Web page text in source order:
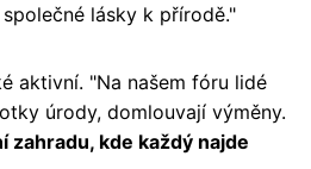
lásky k přírodě."
aktivní. "Na našem fóru lidé
úrody, domlouvají výměny.
kde každý najde